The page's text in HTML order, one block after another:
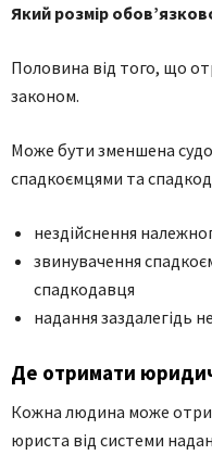
Який розмір
Половина від того, що
законом.
Може бути зменшена
спадкоємцями та
нездійснення
звинувачення
спадкодавця
надання заздалегідь
Де отримати
Кожна людина може
юриста від системи